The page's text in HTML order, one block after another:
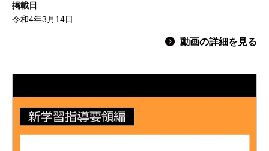
掲載日
令和4年3月14日
動画の詳細を見る